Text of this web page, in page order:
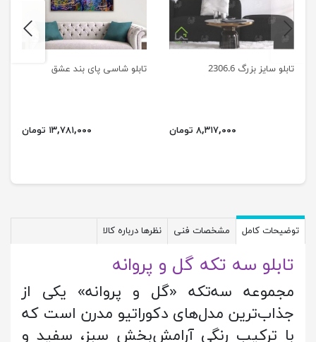
تابلو سایز بزرگ 2306.6
۸,۳۱۷,۰۰۰ تومان
تابلو شاسی پای بند عشق
۱۳,۷۸۱,۰۰۰ تومان
previus
توضیحات کامل مشخصات فنی نظرها درباره کالا
تابلو سه تکه گل و پروانه
مجموعه سه‌تکه «گل و پروانه» یکی از
جذاب‌ترین مدل‌های دکوراتیو مدرن است که
با ترکیب رنگی آرامش‌بخش سبز، سفید و